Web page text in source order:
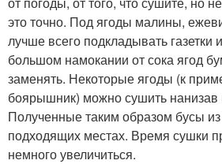
это точно. Под ягоды малины,
лучше всего подкладывать газетки
большом намокании от сока ягод
заменять. Некоторые ягоды (к
боярышник) можно сушить нанизав
Полученные таким образом бусы
подходящих местах. Время сушки
немного увеличиться.